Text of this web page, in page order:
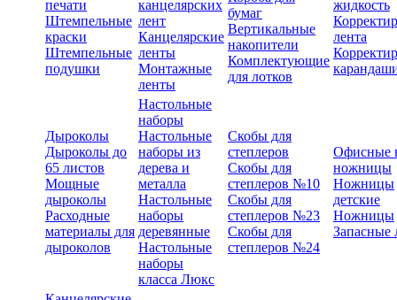
печати
Штемпельные
краски
Штемпельные
подушки
канцелярских
лент
Канцелярские
ленты
Монтажные
ленты
бумаг
Вертикальные
накопители
Комплектующие
для лотков
жидкость
лента
Дыроколы
Дыроколы до
65 листов
Мощные
дыроколы
Расходные
материалы для
дыроколов
Настольные
наборы
Настольные
наборы из
дерева и
металла
Настольные
наборы
деревянные
Настольные
наборы
класса Люкс
Скобы для
степлеров
Скобы для
степлеров №10
Скобы для
степлеров №23
Скобы для
степлеров №24
Офисные
ножницы
Ножницы
детские
Ножницы
Запасные